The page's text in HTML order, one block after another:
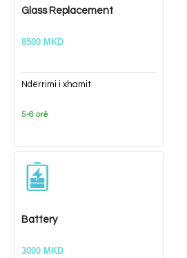
Glass Replacement
8500 MKD
Ndërrimi i xhamit
5-6 orë
Battery
3000 MKD